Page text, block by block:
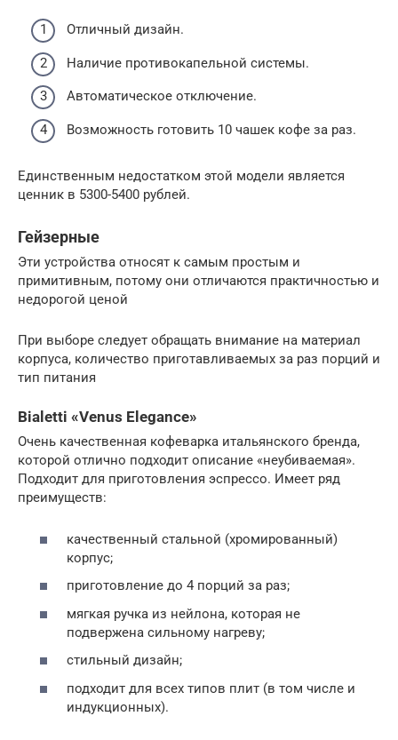
Отличный дизайн.
Наличие противокапельной системы.
Автоматическое отключение.
Возможность готовить 10 чашек кофе за раз.
Единственным недостатком этой модели является
ценник в 5300-5400 рублей.
Гейзерные
Эти устройства относят к самым простым и
примитивным, потому они отличаются практичностью и
недорогой ценой
При выборе следует обращать внимание на материал
корпуса, количество приготавливаемых за раз порций и
тип питания
Bialetti «Venus Elegance»
Очень качественная кофеварка итальянского бренда,
которой отлично подходит описание «неубиваемая».
Подходит для приготовления эспрессо. Имеет ряд
преимуществ:
качественный стальной (хромированный)
корпус;
приготовление до 4 порций за раз;
мягкая ручка из нейлона, которая не
подвержена сильному нагреву;
стильный дизайн;
подходит для всех типов плит (в том числе и
индукционных).